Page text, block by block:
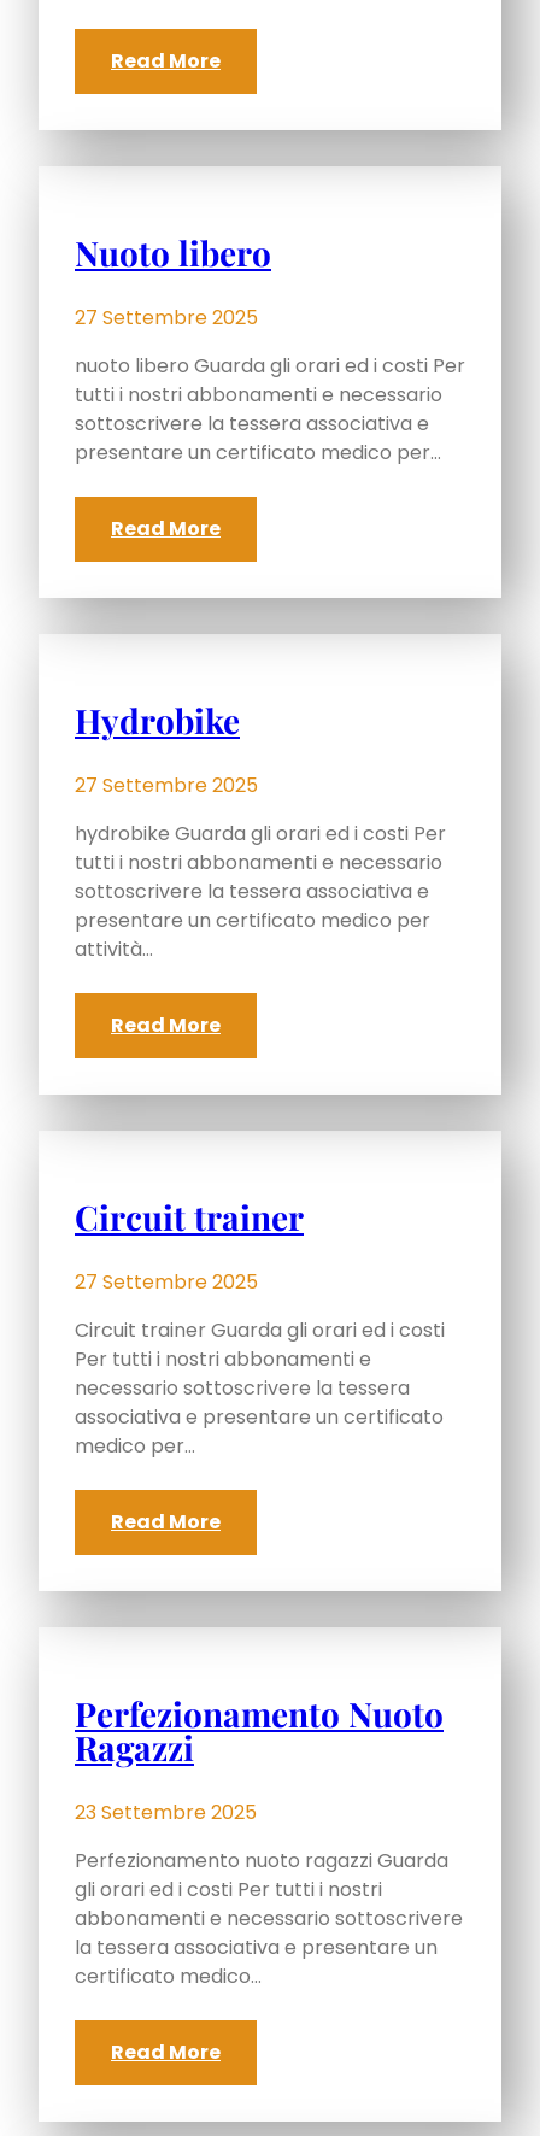
Read More
Nuoto libero
27 Settembre 2025
nuoto libero Guarda gli orari ed i costi Per
tutti i nostri abbonamenti e necessario
sottoscrivere la tessera associativa e
presentare un certificato medico per…
Read More
Hydrobike
27 Settembre 2025
hydrobike Guarda gli orari ed i costi Per
tutti i nostri abbonamenti e necessario
sottoscrivere la tessera associativa e
presentare un certificato medico per
attività…
Read More
Circuit trainer
27 Settembre 2025
Circuit trainer Guarda gli orari ed i costi
Per tutti i nostri abbonamenti e
necessario sottoscrivere la tessera
associativa e presentare un certificato
medico per…
Read More
Perfezionamento Nuoto
Ragazzi
23 Settembre 2025
Perfezionamento nuoto ragazzi Guarda
gli orari ed i costi Per tutti i nostri
abbonamenti e necessario sottoscrivere
la tessera associativa e presentare un
certificato medico…
Read More